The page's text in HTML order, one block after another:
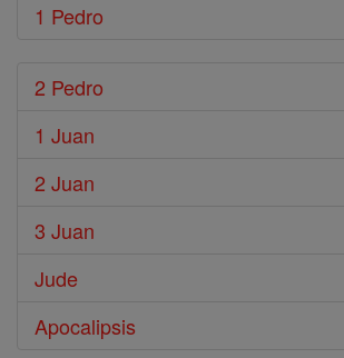
1 Pedro
2 Pedro
1 Juan
2 Juan
3 Juan
Jude
Apocalipsis